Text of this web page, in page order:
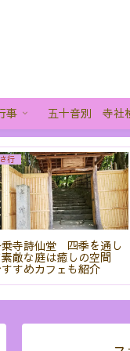
事 五十音別 寺社
の観音さん」今熊野観
は四国八十八ヶ所巡り
る!